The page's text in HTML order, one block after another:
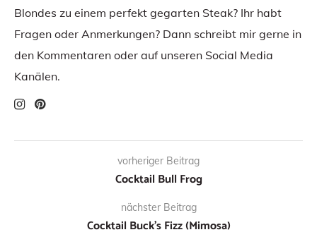
Blondes zu einem perfekt gegarten Steak? Ihr habt
Fragen oder Anmerkungen? Dann schreibt mir gerne in
den Kommentaren oder auf unseren Social Media
Kanälen.
vorheriger Beitrag
Cocktail Bull Frog
nächster Beitrag
Cocktail Buck’s Fizz (Mimosa)